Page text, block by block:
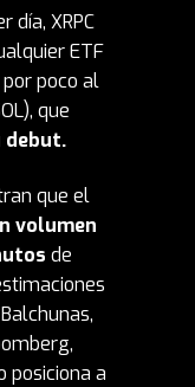
día, XRPC
ETF
poco al
que
debut.
que el
volumen
de
posiciona a